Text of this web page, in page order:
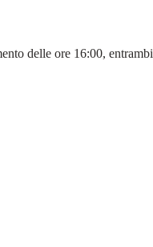
delle ore 16:00,